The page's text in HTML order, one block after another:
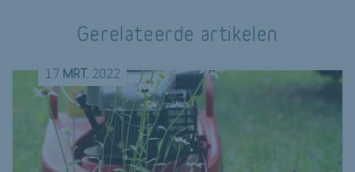
Gerelateerde artikelen
17 MRT. 2022